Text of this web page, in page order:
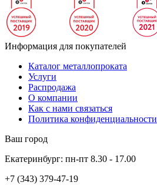
Информация для покупателей
Каталог металлопроката
Услуги
Распродажа
О компании
Как с нами связаться
Политика конфиденциальности
Ваш город
Екатеринбург: пн-пт 8.30 - 17.00
+7 (343) 379-47-19